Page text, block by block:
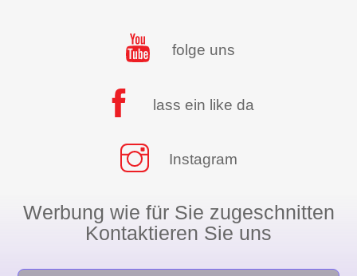
folge uns
lass ein like da
Instagram
Werbung wie für Sie zugeschnitten
Kontaktieren Sie uns